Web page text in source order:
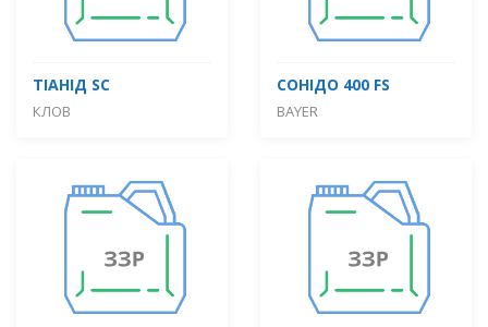
ТІАНІД SC
КЛОВ
СОНІДО 400 FS
BAYER